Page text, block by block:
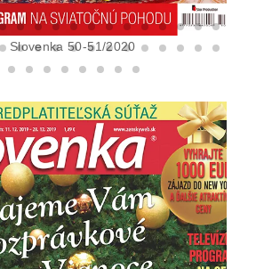
Slovenka 50-51/2020